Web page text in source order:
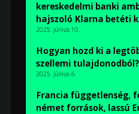
kereskedelmi banki
hajszoló Klarna betéti
2025. június 10.
Hogyan hozd ki a
szellemi tulajdonodból?
2025. június 6.
Francia függetlenség,
német források, lassú